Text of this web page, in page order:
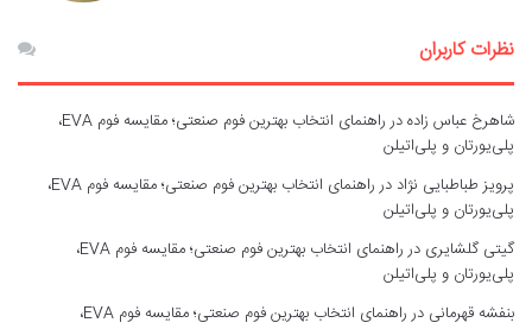
نظرات کاربران
شاهرخ عباس زادهدر
راهنمای انتخاب بهترین فوم صنعتی؛ مقایسه فوم EVA،
پلی‌یورتان و پلی‌اتیلن
پرویز طباطبایی نژاد در
راهنمای انتخاب بهترین فوم صنعتی؛ مقایسه فوم EVA،
پلی‌یورتان و پلی‌اتیلن
گیتی گلشایری در
راهنمای انتخاب بهترین فوم صنعتی؛ مقایسه فوم EVA،
پلی‌یورتان و پلی‌اتیلن
بنفشه قهرمانی در
راهنمای انتخاب بهترین فوم صنعتی؛ مقایسه فوم EVA،